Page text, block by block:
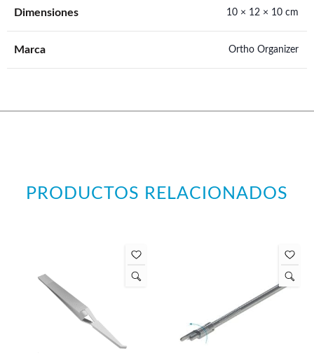
Dimensiones 10 × 12 × 10 cm
Marca Ortho Organizer
PRODUCTOS RELACIONADOS